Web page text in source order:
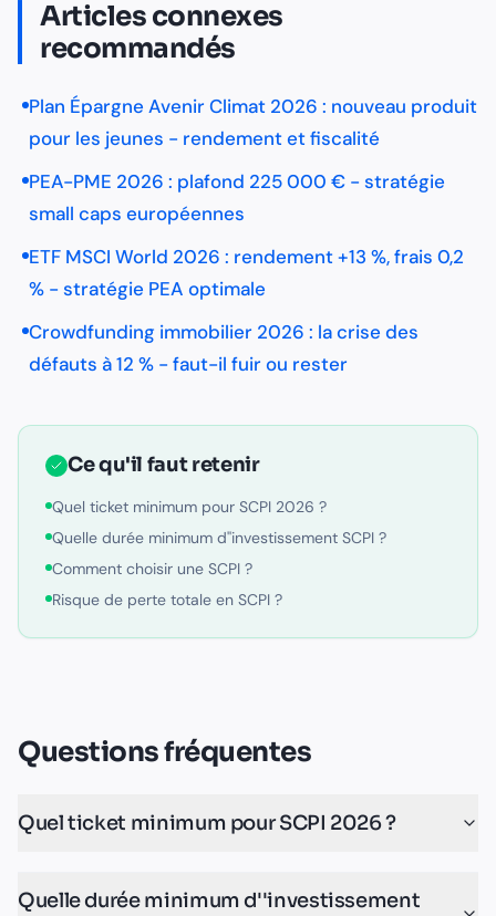
Articles connexes
recommandés
Plan Épargne Avenir Climat 2026 : nouveau produit
pour les jeunes - rendement et fiscalité
PEA-PME 2026 : plafond 225 000 € - stratégie
small caps européennes
ETF MSCI World 2026 : rendement +13 %, frais 0,2
% - stratégie PEA optimale
Crowdfunding immobilier 2026 : la crise des
défauts à 12 % - faut-il fuir ou rester
Ce qu'il faut retenir
Quel ticket minimum pour SCPI 2026 ?
Quelle durée minimum d''investissement SCPI ?
Comment choisir une SCPI ?
Risque de perte totale en SCPI ?
Questions fréquentes
Quel ticket minimum pour SCPI 2026 ?
Quelle durée minimum d''investissement